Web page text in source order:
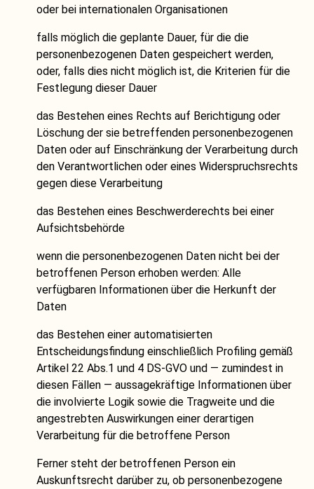
oder bei internationalen Organisationen
falls möglich die geplante Dauer, für die die
personenbezogenen Daten gespeichert werden,
oder, falls dies nicht möglich ist, die Kriterien für die
Festlegung dieser Dauer
das Bestehen eines Rechts auf Berichtigung oder
Löschung der sie betreffenden personenbezogenen
Daten oder auf Einschränkung der Verarbeitung durch
den Verantwortlichen oder eines Widerspruchsrechts
gegen diese Verarbeitung
das Bestehen eines Beschwerderechts bei einer
Aufsichtsbehörde
wenn die personenbezogenen Daten nicht bei der
betroffenen Person erhoben werden: Alle
verfügbaren Informationen über die Herkunft der
Daten
das Bestehen einer automatisierten
Entscheidungsfindung einschließlich Profiling gemäß
Artikel 22 Abs.1 und 4 DS-GVO und — zumindest in
diesen Fällen — aussagekräftige Informationen über
die involvierte Logik sowie die Tragweite und die
angestrebten Auswirkungen einer derartigen
Verarbeitung für die betroffene Person
Ferner steht der betroffenen Person ein
Auskunftsrecht darüber zu, ob personenbezogene